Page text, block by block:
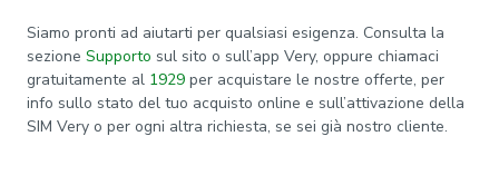
Siamo pronti ad aiutarti per qualsiasi esigenza. Consulta la
sezione Supporto sul sito o sull’app Very, oppure chiamaci
gratuitamente al 1929 per acquistare le nostre offerte, per
info sullo stato del tuo acquisto online e sull’attivazione della
SIM Very o per ogni altra richiesta, se sei già nostro cliente.